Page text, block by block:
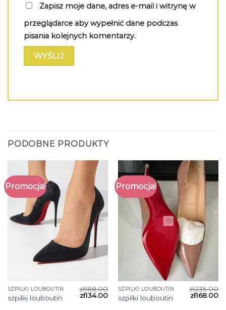
Zapisz moje dane, adres e-mail i witrynę w
przeglądarce aby wypełnić dane podczas
pisania kolejnych komentarzy.
PODOBNE PRODUKTY
Promocja!
SZPILKI LOUBOUTIN
szpilki louboutin
zł188.00
zł134.00
Promocja!
SZPILKI LOUBOUTIN
szpilki louboutin
zł235.00
zł168.00